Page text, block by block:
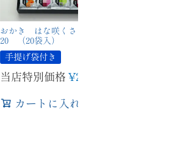
おかき はな咲くさく HS-
20 （20袋入）
手提げ袋付き
当店特別価格 ¥2,160
カートに入れる